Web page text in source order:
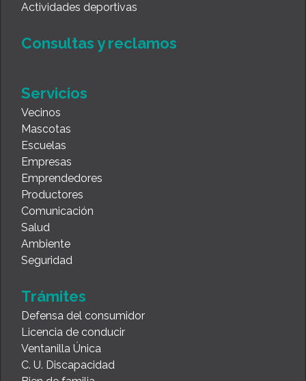
Actividades deportivas
Consultas y reclamos
Servicios
Vecinos
Mascotas
Escuelas
Empresas
Emprendedores
Productores
Comunicación
Salud
Ambiente
Seguridad
Trámites
Defensa del consumidor
Licencia de conducir
Ventanilla Única
C. U. Discapacidad